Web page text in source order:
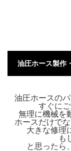
油圧ホース製作
油圧ホースの
すぐにご
無理に機械を
ホースだけで
大きな修理
も
と思ったら